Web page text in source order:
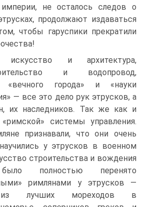
не осталось следов о
продолжают издаваться
чтобы гаруспики прекратили
искусство и архитектура,
и водопровод,
«вечного города» и «науки
— все это дело рук этрусков, а
их наследников. Так же как и
системы управления.
признавали, что они очень
у этрусков в военном
строительства и вождения
полностью перенято
римлянами у этрусков —
лучших мореходов в